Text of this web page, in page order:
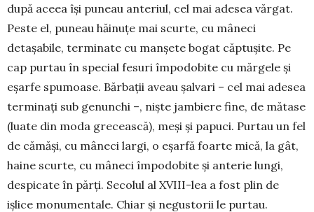
după aceea își puneau anteriul, cel mai adesea vărgat.
Peste el, puneau hăinuțe mai scurte, cu mâneci
detașabile, terminate cu manșete bogat căptușite. Pe
cap purtau în special fesuri împodobite cu mărgele și
eșarfe spumoase. Bărbații aveau șalvari – cel mai adesea
terminați sub genunchi –, niște jambiere fine, de mătase
(luate din moda grecească), meși și papuci. Purtau un fel
de cămăși, cu mâneci largi, o eșarfă foarte mică, la gât,
haine scurte, cu mâneci împodobite și anterie lungi,
despicate în părți. Secolul al XVIII-lea a fost plin de
ișlice monumentale. Chiar și negustorii le purtau.